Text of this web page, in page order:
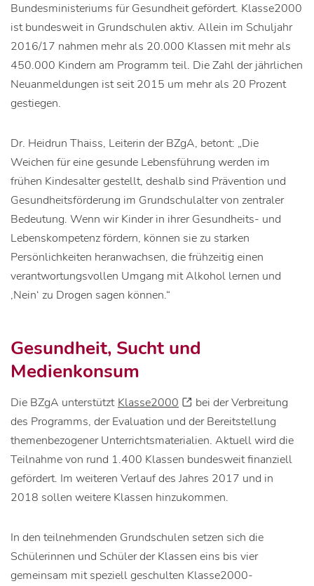
Bundesministeriums für Gesundheit gefördert. Klasse2000
ist bundesweit in Grundschulen aktiv. Allein im Schuljahr
2016/17 nahmen mehr als 20.000 Klassen mit mehr als
450.000 Kindern am Programm teil. Die Zahl der jährlichen
Neuanmeldungen ist seit 2015 um mehr als 20 Prozent
gestiegen.
Dr. Heidrun Thaiss, Leiterin der BZgA, betont: „Die
Weichen für eine gesunde Lebensführung werden im
frühen Kindesalter gestellt, deshalb sind Prävention und
Gesundheitsförderung im Grundschulalter von zentraler
Bedeutung. Wenn wir Kinder in ihrer Gesundheits- und
Lebenskompetenz fördern, können sie zu starken
Persönlichkeiten heranwachsen, die frühzeitig einen
verantwortungsvollen Umgang mit Alkohol lernen und
‚Nein‘ zu Drogen sagen können.“
Gesundheit, Sucht und
Medienkonsum
Die BZgA unterstützt Klasse2000
bei der Verbreitung
des Programms, der Evaluation und der Bereitstellung
themenbezogener Unterrichtsmaterialien. Aktuell wird die
Teilnahme von rund 1.400 Klassen bundesweit finanziell
gefördert. Im weiteren Verlauf des Jahres 2017 und in
2018 sollen weitere Klassen hinzukommen.
In den teilnehmenden Grundschulen setzen sich die
Schülerinnen und Schüler der Klassen eins bis vier
gemeinsam mit speziell geschulten Klasse2000-